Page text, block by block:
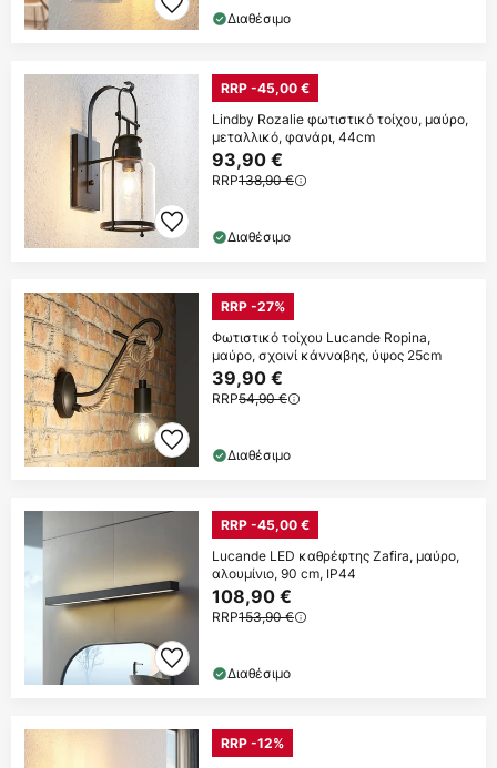
Διαθέσιμο
RRP -45,00 €
Lindby Rozalie φωτιστικό τοίχου, μαύρο,
μεταλλικό, φανάρι, 44cm
93,90 €
RRP138,90 €
Διαθέσιμο
RRP -27%
Φωτιστικό τοίχου Lucande Ropina,
μαύρο, σχοινί κάνναβης, ύψος 25cm
39,90 €
RRP54,90 €
Διαθέσιμο
RRP -45,00 €
Lucande LED καθρέφτης Zafira, μαύρο,
αλουμίνιο, 90 cm, IP44
108,90 €
RRP153,90 €
Διαθέσιμο
RRP -12%